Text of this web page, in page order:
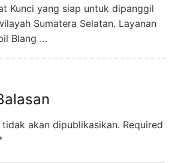
Kunci yang siap untuk dipanggil
Sumatera Selatan. Layanan
Blang …
akan dipublikasikan. Required